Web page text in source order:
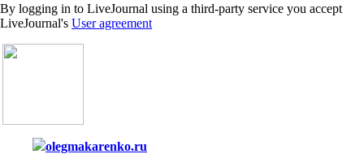
By logging in to LiveJournal using a third-party service you accept
LiveJournal's User agreement
olegmakarenko.ru